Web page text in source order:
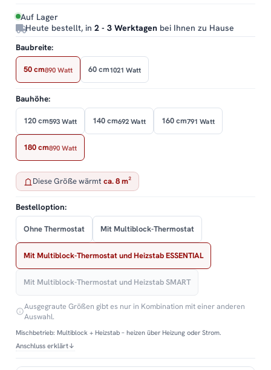
Auf Lager
Heute bestellt, in 2 - 3 Werktagen bei Ihnen zu Hause
Baubreite:
50 cm890 Watt 60 cm1021 Watt
Bauhöhe:
120 cm593 Watt 140 cm692 Watt 160 cm791 Watt
180 cm890 Watt
Diese Größe wärmt ca. 8 m²
Bestelloption:
Ohne Thermostat Mit Multiblock-Thermostat
Mit Multiblock-Thermostat und Heizstab ESSENTIAL
Mit Multiblock-Thermostat und Heizstab SMART
Ausgegraute Größen gibt es nur in Kombination mit einer anderen
Auswahl.
Mischbetrieb: Multiblock + Heizstab – heizen über Heizung oder Strom.
Anschluss erklärt↓